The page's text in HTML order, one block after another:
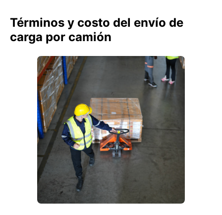
Términos y costo del envío de
carga por camión